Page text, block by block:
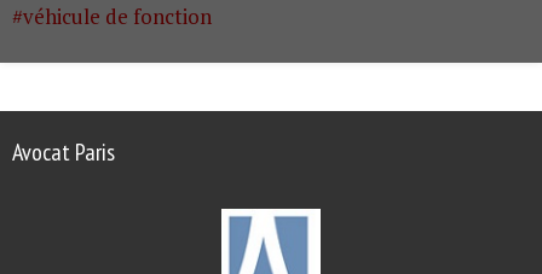
véhicule de fonction
Avocat Paris